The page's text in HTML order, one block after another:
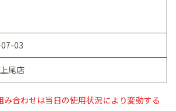
03
尾店
合わせは当日の使用状況により変動する